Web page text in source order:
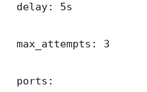
delay: 5s
max_attempts: 3
ports: